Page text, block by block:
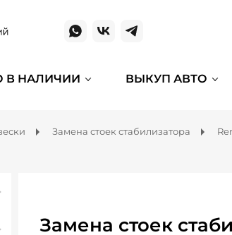
В НАЛИЧИИ ВЫКУП АВТО
Замена стоек стабилизатора
Замена стоек